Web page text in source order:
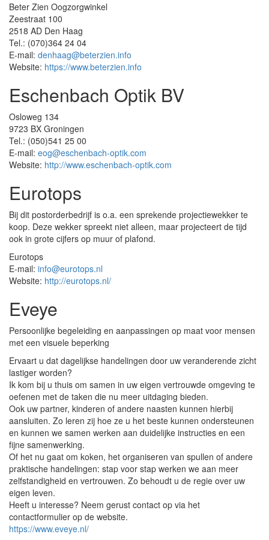
Beter Zien Oogzorgwinkel
Zeestraat 100
2518 AD Den Haag
Tel.: (070)364 24 04
E-mail: denhaag@beterzien.info
Website: https://www.beterzien.info
Eschenbach Optik BV
Osloweg 134
9723 BX Groningen
Tel.: (050)541 25 00
E-mail: eog@eschenbach-optik.com
Website: http://www.eschenbach-optik.com
Eurotops
Bij dit postorderbedrijf is o.a. een sprekende projectiewekker te
koop. Deze wekker spreekt niet alleen, maar projecteert de tijd
ook in grote cijfers op muur of plafond.
Eurotops
E-mail: info@eurotops.nl
Website: http://eurotops.nl/
Eveye
Persoonlijke begeleiding en aanpassingen op maat voor mensen
met een visuele beperking
Ervaart u dat dagelijkse handelingen door uw veranderende zicht
lastiger worden?
Ik kom bij u thuis om samen in uw eigen vertrouwde omgeving te
oefenen met de taken die nu meer uitdaging bieden.
Ook uw partner, kinderen of andere naasten kunnen hierbij
aansluiten. Zo leren zij hoe ze u het beste kunnen ondersteunen
en kunnen we samen werken aan duidelijke instructies en een
fijne samenwerking.
Of het nu gaat om koken, het organiseren van spullen of andere
praktische handelingen: stap voor stap werken we aan meer
zelfstandigheid en vertrouwen. Zo behoudt u de regie over uw
eigen leven.
Heeft u interesse? Neem gerust contact op via het
contactformulier op de website.
https://www.eveye.nl/